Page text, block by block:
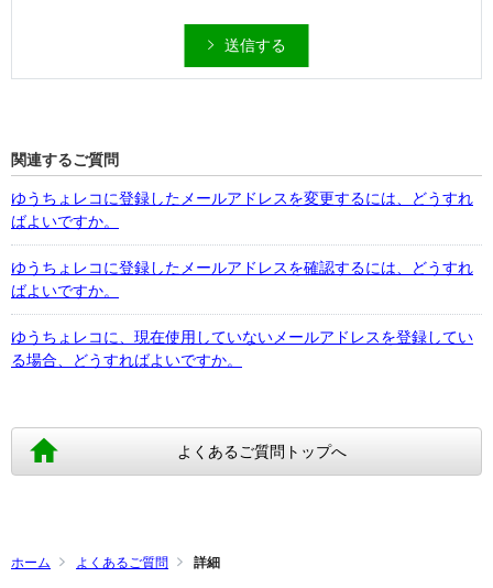
送信する
関連するご質問
ゆうちょレコに登録したメールアドレスを変更するには、どうすれ
ばよいですか。
ゆうちょレコに登録したメールアドレスを確認するには、どうすれ
ばよいですか。
ゆうちょレコに、現在使用していないメールアドレスを登録してい
る場合、どうすればよいですか。
よくあるご質問トップへ
ホーム よくあるご質問 詳細